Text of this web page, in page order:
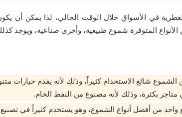
في الأسواق خلال الوقت الحالي، لذا يمكن أن
المتوفرة شموع طبيعية، وأخرى صناعية، ويوجد
الشموع شائع الاستخدام كثيراً، وذلك لأنه يقدم خيارات
بكثرة، وذلك لأنه مصنوع من النفط الخام.
واحد من أفضل أنواع الشموع، وهو يستخدم كثيراً في تصنيع